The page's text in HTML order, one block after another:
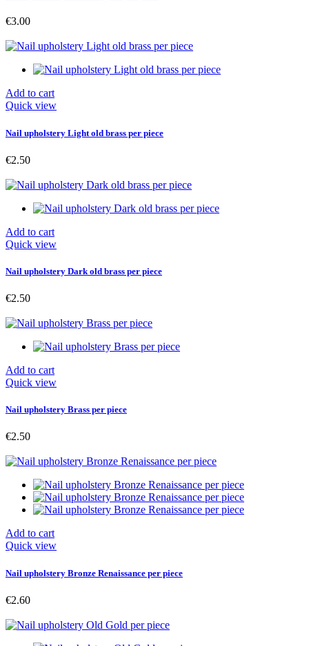
€3.00
Add to cart
Quick view
Nail upholstery Light old brass per piece
€2.50
Add to cart
Quick view
Nail upholstery Dark old brass per piece
€2.50
Add to cart
Quick view
Nail upholstery Brass per piece
€2.50
Add to cart
Quick view
Nail upholstery Bronze Renaissance per piece
€2.60